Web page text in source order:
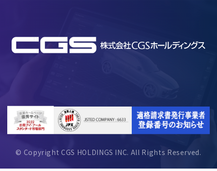
© Copyright CGS HOLDINGS INC. All Rights Reserved.